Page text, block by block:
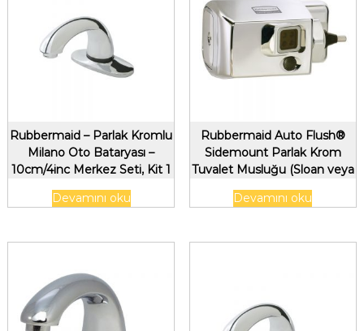
Rubbermaid – Parlak Kromlu
Milano Oto Bataryası –
10cm/4inc Merkez Seti, Kit 1
Devamını oku
Rubbermaid Auto Flush®
Sidemount Parlak Krom
Tuvalet Musluğu (Sloan veya
Zurn Flush Vanalara uyar)
Devamını oku